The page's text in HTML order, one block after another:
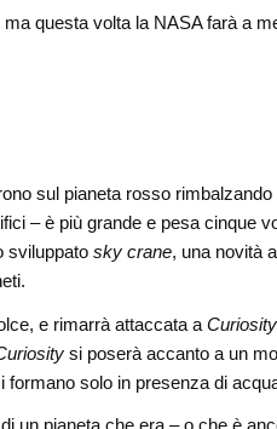
questa volta la NASA farà a
sul pianeta rosso rimbalzando
– è più grande e pesa cinque
sviluppatosky crane, una novità
e rimarrà attaccata aCuriosity
si poserà accanto a un
solo in presenza di